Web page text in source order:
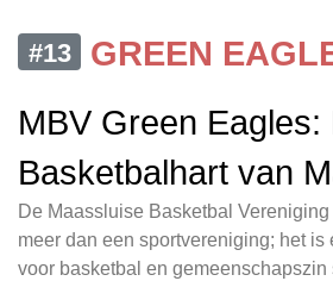
#13
GREEN
MBV Green Eagles:
Basketbalhart van
De Maassluise Basketbal
meer dan een sportvereniging; het is
voor basketbal en gemeenschapszin